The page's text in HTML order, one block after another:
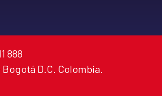
888
Bogotá D.C. Colombia.